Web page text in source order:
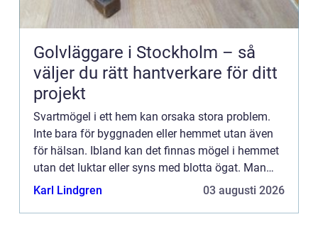
Golvläggare i Stockholm – så
väljer du rätt hantverkare för ditt
projekt
Svartmögel i ett hem kan orsaka stora problem.
Inte bara för byggnaden eller hemmet utan även
för hälsan. Ibland kan det finnas mögel i hemmet
utan det luktar eller syns med blotta ögat. Man
kan få många...
Karl Lindgren 03 augusti 2026